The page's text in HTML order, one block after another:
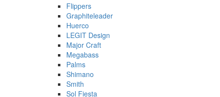
Flippers
Graphiteleader
Huerco
LEGIT Design
Major Craft
Megabass
Palms
Shimano
Smith
Sol Fiesta